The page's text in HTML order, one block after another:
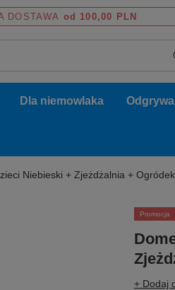
DOSTAWA od 100,00 PLN
Dla niemowlaka
Niebieski + Zjeżdżalnia + Ogródek
Promocja
+ Dodaj